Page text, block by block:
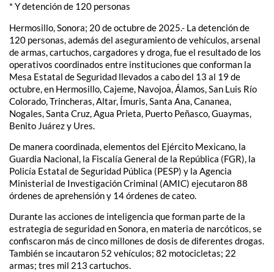
* Y detención de 120 personas
Hermosillo, Sonora; 20 de octubre de 2025.- La detención de
120 personas, además del aseguramiento de vehículos, arsenal
de armas, cartuchos, cargadores y droga, fue el resultado de los
operativos coordinados entre instituciones que conforman la
Mesa Estatal de Seguridad llevados a cabo del 13 al 19 de
octubre, en Hermosillo, Cajeme, Navojoa, Álamos, San Luis Río
Colorado, Trincheras, Altar, Ímuris, Santa Ana, Cananea,
Nogales, Santa Cruz, Agua Prieta, Puerto Peñasco, Guaymas,
Benito Juárez y Ures.
De manera coordinada, elementos del Ejército Mexicano, la
Guardia Nacional, la Fiscalía General de la República (FGR), la
Policía Estatal de Seguridad Pública (PESP) y la Agencia
Ministerial de Investigación Criminal (AMIC) ejecutaron 88
órdenes de aprehensión y 14 órdenes de cateo.
Durante las acciones de inteligencia que forman parte de la
estrategia de seguridad en Sonora, en materia de narcóticos, se
confiscaron más de cinco millones de dosis de diferentes drogas.
También se incautaron 52 vehículos; 82 motocicletas; 22
armas; tres mil 213 cartuchos.